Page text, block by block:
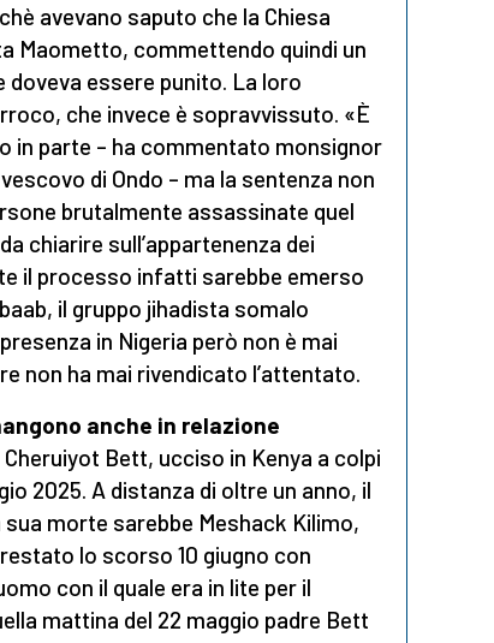
avevano saputo che la Chiesa
Maometto, commettendo quindi un
essere punito. La loro
che invece è sopravvissuto. «È
in parte – ha commentato monsignor
di Ondo – ma la sentenza non
brutalmente assassinate quel
chiarire sull’appartenenza dei
il processo infatti sarebbe emerso
il gruppo jihadista somalo
in Nigeria però non è mai
non ha mai rivendicato l’attentato.
anche in relazione
Bett, ucciso in Kenya a colpi
2025. A distanza di oltre un anno, il
morte sarebbe Meshack Kilimo,
lo scorso 10 giugno con
con il quale era in lite per il
mattina del 22 maggio padre Bett